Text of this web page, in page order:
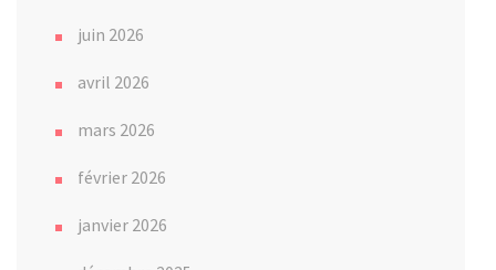
juin 2026
avril 2026
mars 2026
février 2026
janvier 2026